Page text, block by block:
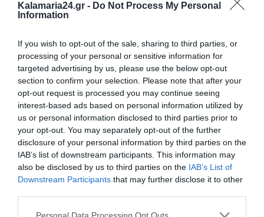
Kalamaria24.gr - Do Not Process My Personal
Information
If you wish to opt-out of the sale, sharing to third parties, or
processing of your personal or sensitive information for
targeted advertising by us, please use the below opt-out
section to confirm your selection. Please note that after your
opt-out request is processed you may continue seeing
interest-based ads based on personal information utilized by
us or personal information disclosed to third parties prior to
your opt-out. You may separately opt-out of the further
disclosure of your personal information by third parties on the
IAB’s list of downstream participants. This information may
also be disclosed by us to third parties on the IAB’s List of
Downstream Participants that may further disclose it to other
Personal Data Processing Opt Outs